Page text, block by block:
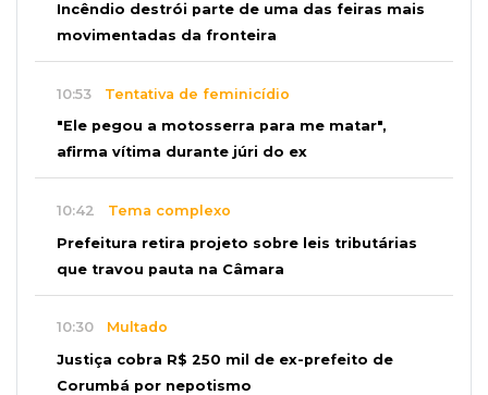
Incêndio destrói parte de uma das feiras mais
movimentadas da fronteira
10:53 Tentativa de feminicídio
"Ele pegou a motosserra para me matar",
afirma vítima durante júri do ex
10:42 Tema complexo
Prefeitura retira projeto sobre leis tributárias
que travou pauta na Câmara
10:30 Multado
Justiça cobra R$ 250 mil de ex-prefeito de
Corumbá por nepotismo